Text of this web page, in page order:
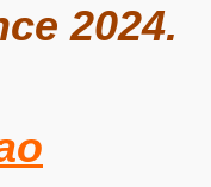
2024.